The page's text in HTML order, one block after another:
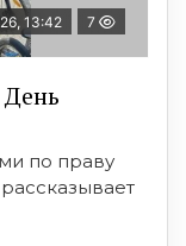
13:42 7
День
по праву